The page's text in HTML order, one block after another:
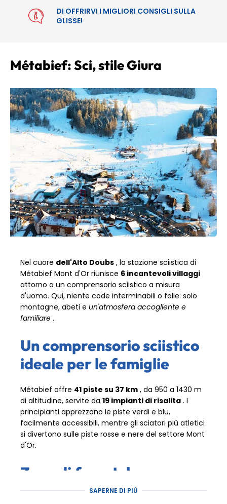
DI OFFRIRVI I MIGLIORI CONSIGLI SULLA
GLISSE!
Métabief: Sci, stile Giura
Nel cuore dell'Alto Doubs , la stazione sciistica di
Métabief Mont d'Or riunisce 6 incantevoli villaggi
attorno a un comprensorio sciistico a misura
d'uomo. Qui, niente code interminabili o folle: solo
montagne, abeti e un'atmosfera accogliente e
familiare .
Un comprensorio sciistico
ideale per le famiglie
Métabief offre 41 piste su 37 km , da 950 a 1430 m
di altitudine, servite da 19 impianti di risalita . I
principianti apprezzano le piste verdi e blu,
facilmente accessibili, mentre gli sciatori più atletici
si divertono sulle piste rosse e nere del settore Mont
d'Or.
Zone di freestyle
SAPERNE DI PIÙ